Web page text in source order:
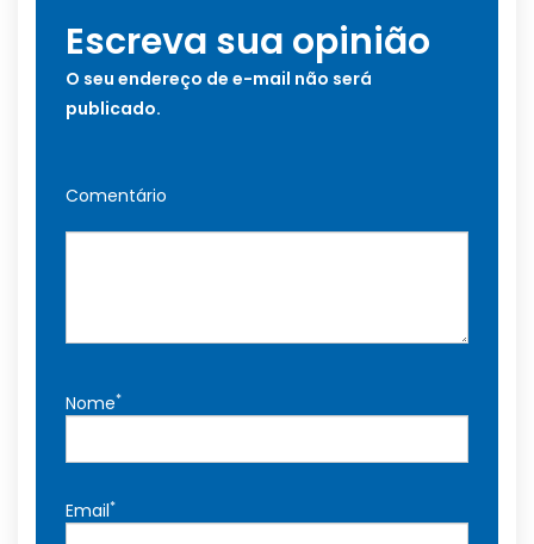
Escreva sua opinião
O seu endereço de e-mail não será
publicado.
Comentário
Nome*
Email*